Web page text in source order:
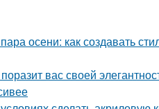
осени: как создавать
вас своей